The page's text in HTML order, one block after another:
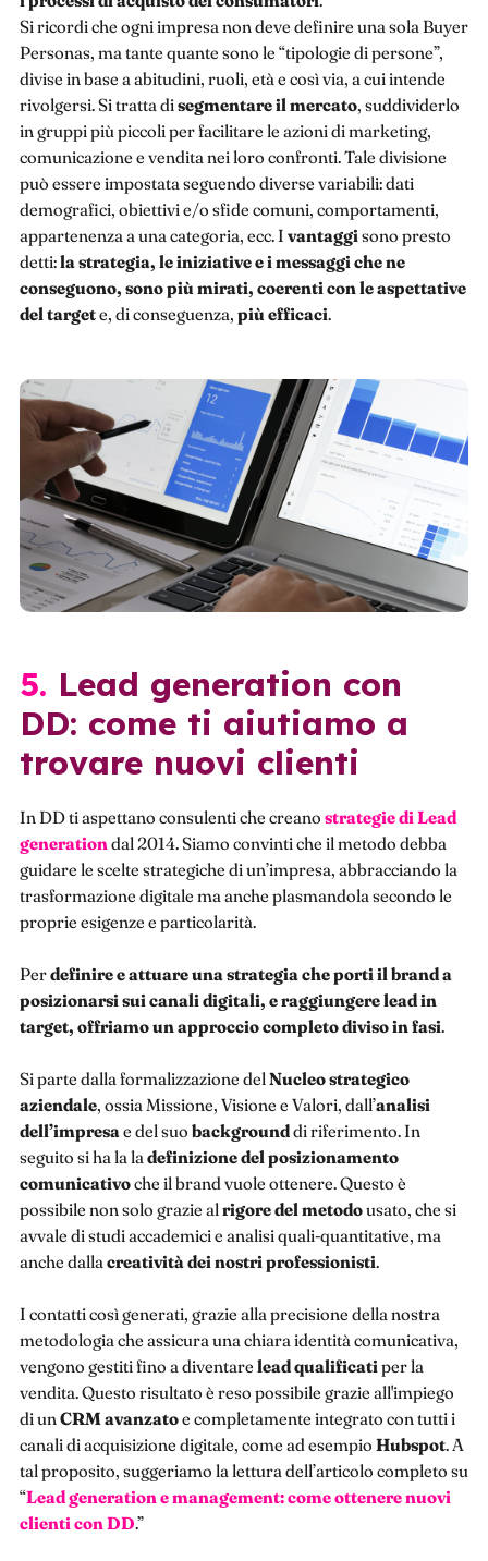
Si ricordi che ogni impresa non deve definire una sola Buyer
Personas, ma tante quante sono le “tipologie di persone”,
divise in base a abitudini, ruoli, età e così via, a cui intende
rivolgersi. Si tratta disegmentare il mercato, suddividerlo
in gruppi più piccoli per facilitare le azioni di marketing,
comunicazione e vendita nei loro confronti. Tale divisione
può essere impostata seguendo diverse variabili: dati
demografici, obiettivi e/o sfide comuni, comportamenti,
appartenenza a una categoria, ecc. I vantaggisono presto
detti:la strategia, le iniziative e i messaggi che ne
conseguono, sono più mirati, coerenti con le aspettative
del targete, di conseguenza, più efficaci.
5. Lead generation con
DD: come ti aiutiamo a
trovare nuovi clienti
In DD ti aspettano consulenti che creano strategie di Lead
generation dal 2014. Siamo convinti che il metodo debba
guidare le scelte strategiche di un’impresa, abbracciando la
trasformazione digitale ma anche plasmandola secondo le
proprie esigenze e particolarità.
Perdefinire e attuare una strategia che porti il brand a
posizionarsi sui canali digitali, e raggiungere lead in
target, offriamo un approccio completo diviso in fasi.
Si parte dalla formalizzazione del Nucleo strategico
aziendale, ossia Missione, Visione e Valori, dall’analisi
dell’impresae del suo backgrounddi riferimento. In
seguito si ha la la definizione del posizionamento
comunicativoche il brand vuole ottenere. Questo è
possibile non solo grazie al rigore del metodousato, che si
avvale di studi accademici e analisi quali-quantitative, ma
anche dalla creatività dei nostri professionisti.
I contatti così generati, grazie alla precisione della nostra
metodologia che assicura una chiara identità comunicativa,
vengono gestiti fino a diventare lead qualificati per la
vendita. Questo risultato è reso possibile grazie all'impiego
di un CRM avanzatoe completamente integrato con tutti i
canali di acquisizione digitale, come ad esempio Hubspot. A
tal proposito, suggeriamo la lettura dell’articolo completo su
“Lead generation e management: come ottenere nuovi
clienti con DD.”